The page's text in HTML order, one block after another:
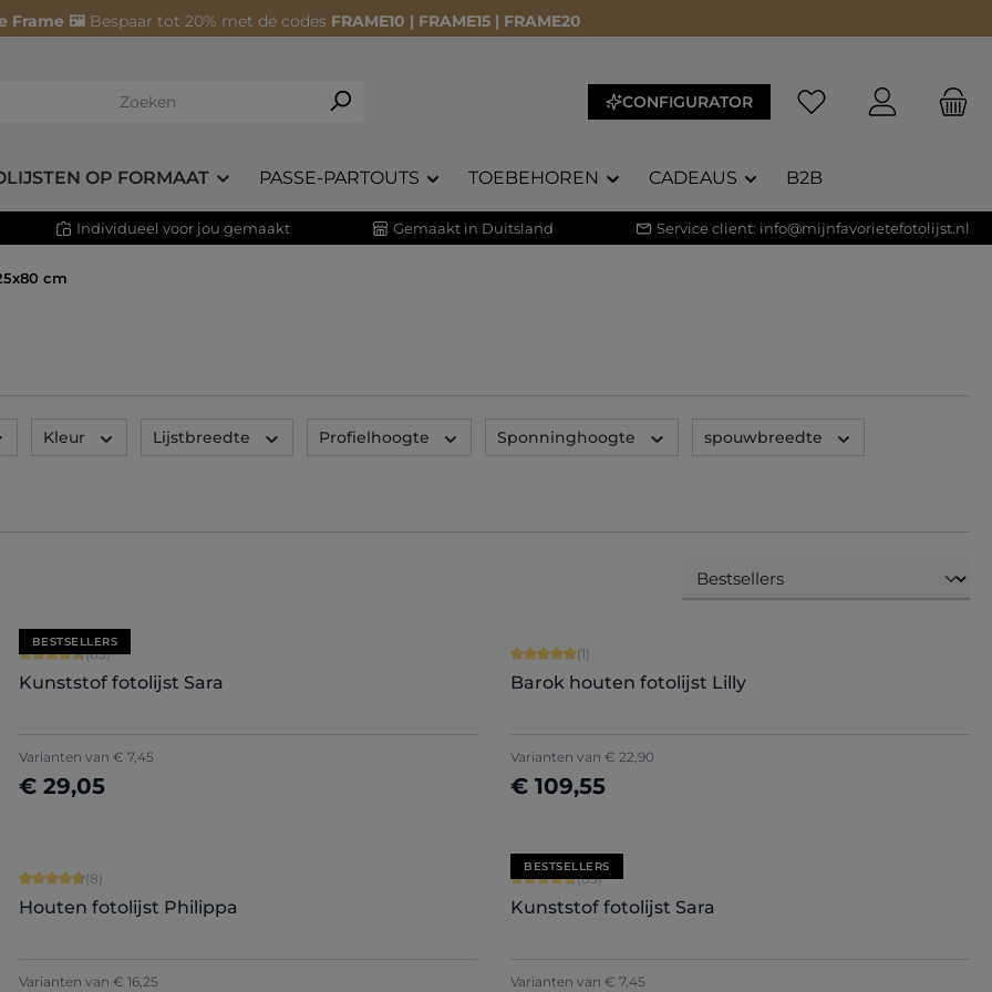
Frame 🖼️ Bespaar tot 20% met de codes FRAME10 | FRAME15 | FRAME20
CONFIGURATOR Je hebt 0 items op
OP FORMAAT PASSE-PARTOUTS TOEBEHOREN CADEAUS B2B
Individueel voor jou gemaakt Gemaakt in Duitsland Service client: info@mijnfavorietefotolijst.nl
cm
Kleur Lijstbreedte Profielhoogte Sponninghoogte spouwbreedte
BESTSELLERS
Gemiddelde waardering van 4.71 van 5 sterren
(85)
Kunststof fotolijst Sara
Varianten van € 7,45
€ 29,05
Nu configureren
Gemiddelde waardering van 5 van 5 sterren
(1)
Barok houten fotolijst Lilly
Varianten van € 22,90
€ 109,55
Nu configureren
Gemiddelde waardering van 4.75 van 5 sterren
(8)
Houten fotolijst Philippa
Varianten van € 16,25
BESTSELLERS
Gemiddelde waardering van 4.71 van 5 sterren
(85)
Kunststof fotolijst Sara
Varianten van € 7,45